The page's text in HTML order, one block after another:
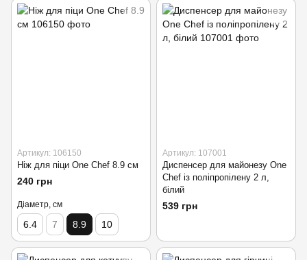
Артикул: 106150
Ніж для піци One Chef 8.9 см
240 грн
Діаметр, см
6.4 7 8.9 10
Артикул: 107001
Диспенсер для майонезу One
Chef із поліпропілену 2 л,
білий
539 грн